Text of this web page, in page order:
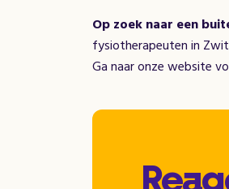
Op zoek naar een
fysiotherapeuten in
Ga naar onze website